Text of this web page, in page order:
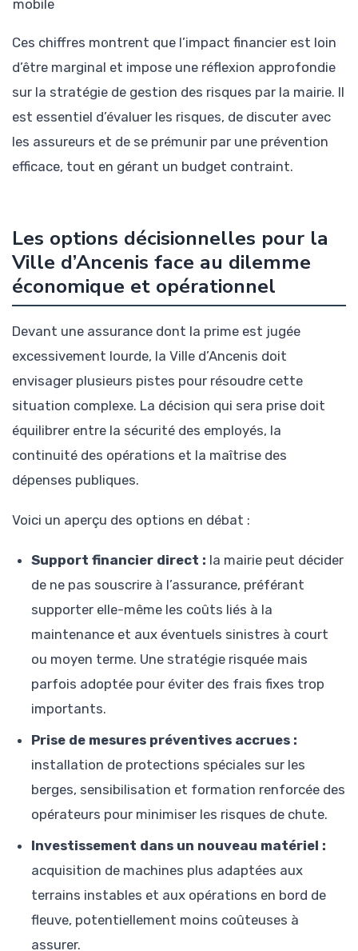
mobile
Ces chiffres montrent que l’impact financier est loin
d’être marginal et impose une réflexion approfondie
sur la stratégie de gestion des risques par la mairie. Il
est essentiel d’évaluer les risques, de discuter avec
les assureurs et de se prémunir par une prévention
efficace, tout en gérant un budget contraint.
Les options décisionnelles pour la
Ville d’Ancenis face au dilemme
économique et opérationnel
Devant une assurance dont la prime est jugée
excessivement lourde, la Ville d’Ancenis doit
envisager plusieurs pistes pour résoudre cette
situation complexe. La décision qui sera prise doit
équilibrer entre la sécurité des employés, la
continuité des opérations et la maîtrise des
dépenses publiques.
Voici un aperçu des options en débat :
Support financier direct : la mairie peut décider
de ne pas souscrire à l’assurance, préférant
supporter elle-même les coûts liés à la
maintenance et aux éventuels sinistres à court
ou moyen terme. Une stratégie risquée mais
parfois adoptée pour éviter des frais fixes trop
importants.
Prise de mesures préventives accrues :
installation de protections spéciales sur les
berges, sensibilisation et formation renforcée des
opérateurs pour minimiser les risques de chute.
Investissement dans un nouveau matériel :
acquisition de machines plus adaptées aux
terrains instables et aux opérations en bord de
fleuve, potentiellement moins coûteuses à
assurer.